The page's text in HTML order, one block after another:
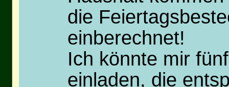
die
einberechnet!
Ich könnte mir
einladen, die